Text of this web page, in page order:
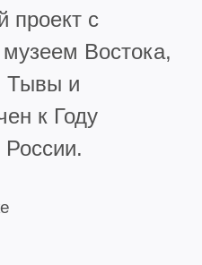
проект с
Востока,
Тывы и
к Году
России.